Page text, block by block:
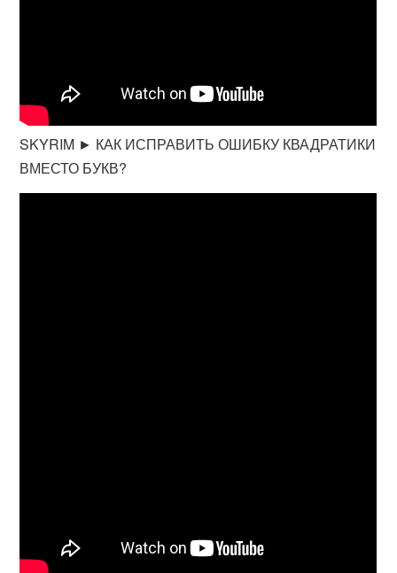
SKYRIM ► КАК ИСПРАВИТЬ ОШИБКУ КВАДРАТИКИ
ВМЕСТО БУКВ?